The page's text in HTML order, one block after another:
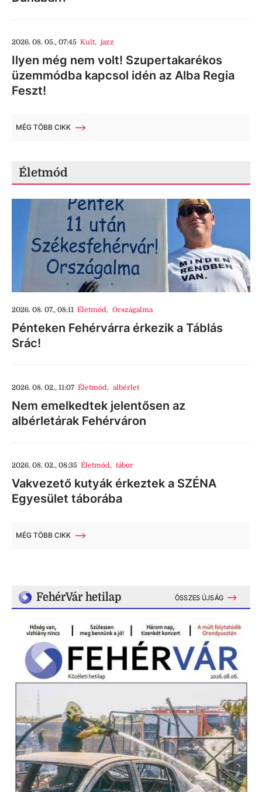
2026. 08. 05., 07:45 Kult, jazz
Ilyen még nem volt! Szupertakarékos
üzemmódba kapcsol idén az Alba Regia
Feszt!
MÉG TÖBB CIKK
Életmód
2026. 08. 07., 08:11 Életmód, Országalma
Pénteken Fehérvárra érkezik a Táblás
Srác!
2026. 08. 02., 11:07 Életmód, albérlet
Nem emelkedtek jelentősen az
albérletárak Fehérváron
2026. 08. 02., 08:35 Életmód, tábor
Vakvezető kutyák érkeztek a SZÉNA
Egyesület táborába
MÉG TÖBB CIKK
FehérVár hetilap ÖSSZES ÚJSÁG